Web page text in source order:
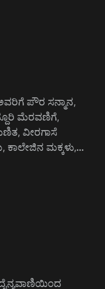
ಪೌರ ಸನ್ಮಾನ,
ಮೆರವಣಿಗೆ,
ವೀರಗಾಸೆ
ಕಾಲೇಜಿನ ಮಕ್ಕಳು,…
ದೈನ್ಯವಾಣಿಯಿಂದ